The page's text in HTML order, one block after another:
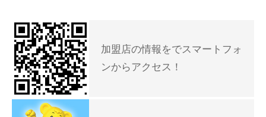
加盟店の情報をでスマートフォ
ンからアクセス！